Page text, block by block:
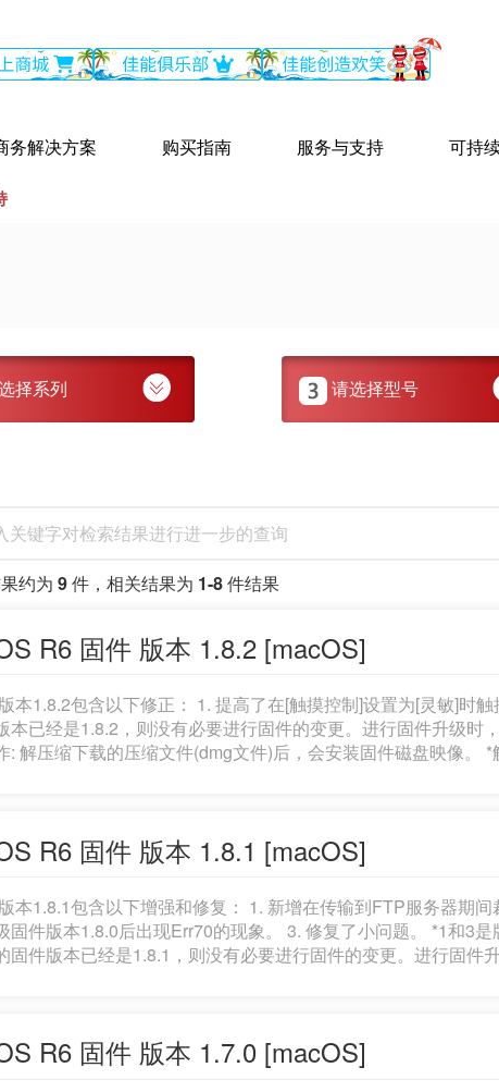
务解决方案 购买指南 服务与支持 可持
择系列 请选择型号
约为 9件，相关结果为 1-8件结果
R6 固件 版本 1.8.2 [macOS]
本1.8.2包含以下修正： 1. 提高了在[触摸控制]设置为[灵敏]时触控操
本已经是1.8.2，则没有必要进行固件的变更。进行固件升级时，请完
缩下载的压缩文件(dmg文件)后，会安装固件磁盘映像。 *解压缩下载的压缩文件: 下载的压缩文件夹会自动解
调整图像大小的功能。 2. 更正了在某种条件下升级 R6 固件 版本 1.8.1 [macOS]
本1.8.1包含以下增强和修复： 1. 新增在传输到FTP服务器期
本1.8.0后出现Err70的现象。 3. 修复了小问题。 *1和3是版本1.8.0的内容，2是版本1.8.1的新增内容。 如果
固件版本已经是1.8.1，则没有必要进行固件的变更。进行固件
包括固件(文件名称: EOSR6181.FIR，文件大小: 48,518,960 字
简体中文五种语言书写的PDF文件)。在开始固件更新操作之前，
R6 固件 版本 1.7.0 [macOS]